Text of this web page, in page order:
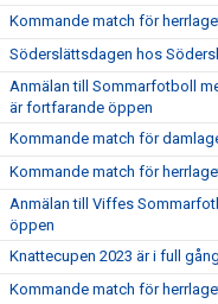
Kommande match för
Söderslättsdagen hos
Anmälan till Sommarfotboll
är fortfarande öppen
Kommande match för
Kommande match för
Anmälan till Viffes
öppen
Knattecupen 2023 är i full gång
Kommande match för